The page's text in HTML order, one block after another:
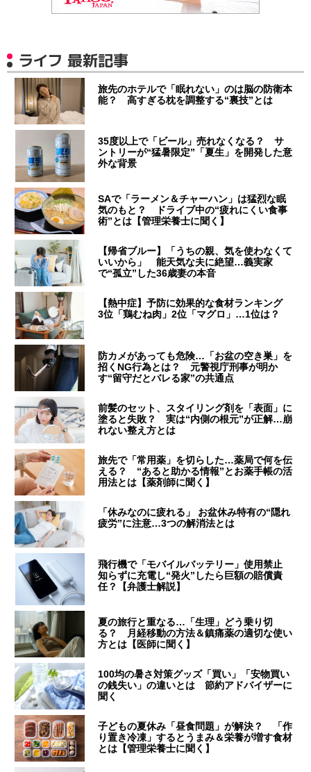
ライフ 最新記事
旅先のホテルで「眠れない」のは脳の防衛本
能？ 高すぎる枕を調整する“裏技”とは
35度以上で「ビール」売れなくなる？ サ
ントリーが“猛暑限定”「夏生」を開発した意
外な背景
SAで「ラーメン＆チャーハン」は猛烈な眠
気のもと？ ドライブ中の“疲れにくい食事
術”とは【管理栄養士に聞く】
【帰省ブルー】「うちの親、気を使わなくて
いいから」 能天気な夫に絶望…義実家
で“孤立”した36歳妻の本音
【熱中症】予防に効果的な食材ランキング
3位「鶏むね肉」2位「マグロ」…1位は？
防カメがあっても危険…「お盆の空き巣」を
招くNG行為とは？ 元警視庁刑事が明か
す“留守だとバレる家”の共通点
前髪のセット、スタイリング剤を「表面」に
塗ると失敗？ 実は“内側の根元”が正解…崩
れない整え方とは
旅先で「常用薬」を切らした…薬局で何を伝
える？ “あると助かる情報”とお薬手帳の活
用法とは【薬剤師に聞く】
「休みなのに疲れる」 お盆休み特有の“隠れ
疲労”に注意…3つの解消法とは
飛行機で「モバイルバッテリー」使用禁止
知らずに充電し“発火”したら巨額の賠償責
任？【弁護士解説】
夏の旅行と重なる…「生理」どう乗り切
る？ 月経移動の方法＆鎮痛薬の適切な使い
方とは【医師に聞く】
100均の暑さ対策グッズ「買い」「安物買い
の銭失い」の違いとは 節約アドバイザーに
聞く
子どもの夏休み「昼食問題」が解決？ 「作
り置き冷凍」するとうまみ＆栄養が増す食材
とは【管理栄養士に聞く】